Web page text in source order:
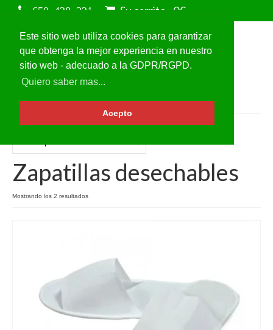
Este sitio web utiliza cookies para garantizar
que obtenga la mejor experiencia en nuestro
sitio web - adecuado a la GDPR/RGPD.
Quiero saber mas...
Acepto
Su carrito 0€
Zapatillas desechables
Mostrando los 2 resultados